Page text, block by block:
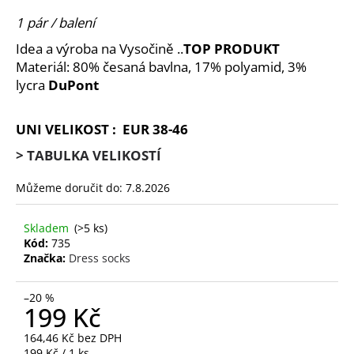
0,0
z
5
hvězdiček.
1 pár / balení
Idea a výroba na Vysočině ..TOP PRODUKT
Materiál: 80% česaná bavlna, 17% polyamid, 3%
lycra DuPont
UNI VELIKOST : EUR 38-46
> TABULKA VELIKOSTÍ
Můžeme doručit do: 7.8.2026
Skladem (>5 ks)
Kód: 735
Značka: Dress socks
–20 %
199 Kč
164,46 Kč bez DPH
a
j
í
t
?
HLEDAT
D
p
o
u